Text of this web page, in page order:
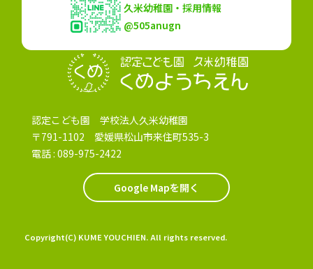
認定こども園 学校法人久米幼稚園
〒791-1102 愛媛県松山市来住町535-3
電話 : 089-975-2422
Google Mapを開く
久米幼稚園・採用情報
@505anugn
Copyright(C) KUME YOUCHIEN. All rights reserved.